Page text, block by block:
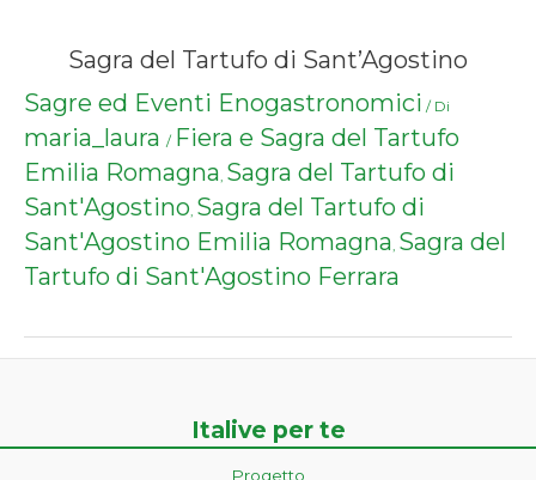
Sagra del Tartufo di Sant’Agostino
Sagre ed Eventi Enogastronomici / Di
maria_laura / Fiera e Sagra del Tartufo
Emilia Romagna, Sagra del Tartufo di
Sant'Agostino, Sagra del Tartufo di
Sant'Agostino Emilia Romagna, Sagra del
Tartufo di Sant'Agostino Ferrara
Italive per te
Progetto